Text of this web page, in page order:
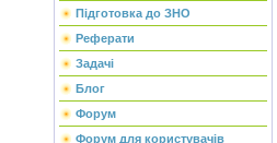
Підготовка до ЗНО
Реферати
Задачі
Блог
Форум
Форум для користувачів